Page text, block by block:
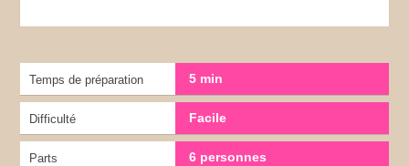
Temps de préparation 5 min
Difficulté Facile
Parts 6 personnes